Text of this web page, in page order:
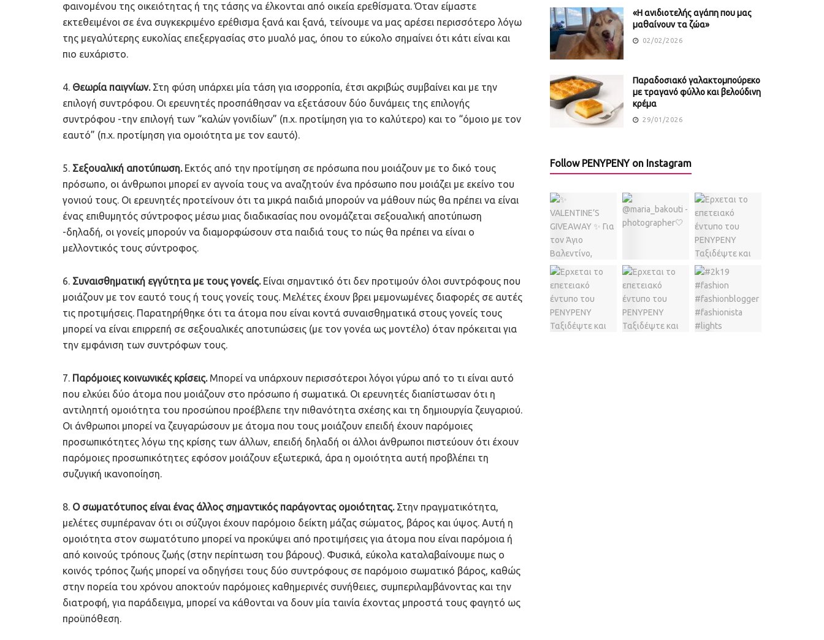
φαινομένου της οικειότητας ή της τάσης να έλκονται από οικεία ερεθίσματα. Όταν είμαστε
εκτεθειμένοι σε ένα συγκεκριμένο ερέθισμα ξανά και ξανά, τείνουμε να μας αρέσει περισσότερο λόγω
της μεγαλύτερης ευκολίας επεξεργασίας στο μυαλό μας, όπου το εύκολο σημαίνει ότι κάτι είναι και
πιο ευχάριστο.
4. Θεωρία παιγνίων.Στη φύση υπάρχει μία τάση για ισορροπία, έτσι ακριβώς συμβαίνει και με την
επιλογή συντρόφου. Οι ερευνητές προσπάθησαν να εξετάσουν δύο δυνάμεις της επιλογής
συντρόφου -την επιλογή των “καλών γονιδίων” (π.χ. προτίμηση για το καλύτερο) και το “όμοιο με τον
εαυτό” (π.χ. προτίμηση για ομοιότητα με τον εαυτό).
5. Σεξουαλική αποτύπωση.Εκτός από την προτίμηση σε πρόσωπα που μοιάζουν με το δικό τους
πρόσωπο, οι άνθρωποι μπορεί εν αγνοία τους να αναζητούν ένα πρόσωπο που μοιάζει με εκείνο του
γονιού τους. Οι ερευνητές προτείνουν ότι τα μικρά παιδιά μπορούν να μάθουν πώς θα πρέπει να είναι
ένας επιθυμητός σύντροφος μέσω μιας διαδικασίας που ονομάζεται σεξουαλική αποτύπωση
-δηλαδή, οι γονείς μπορούν να διαμορφώσουν στα παιδιά τους το πώς θα πρέπει να είναι ο
μελλοντικός τους σύντροφος.
6. Συναισθηματική εγγύτητα με τους γονείς.Είναι σημαντικό ότι δεν προτιμούν όλοι συντρόφους που
μοιάζουν με τον εαυτό τους ή τους γονείς τους. Μελέτες έχουν βρει μεμονωμένες διαφορές σε αυτές
τις προτιμήσεις. Παρατηρήθηκε ότι τα άτομα που είναι κοντά συναισθηματικά στους γονείς τους
μπορεί να είναι επιρρεπή σε σεξουαλικές αποτυπώσεις (με τον γονέα ως μοντέλο) όταν πρόκειται για
την εμφάνιση των συντρόφων τους.
7. Παρόμοιες κοινωνικές κρίσεις.Μπορεί να υπάρχουν περισσότεροι λόγοι γύρω από το τι είναι αυτό
που ελκύει δύο άτομα που μοιάζουν στο πρόσωπο ή σωματικά. Οι ερευνητές διαπίστωσαν ότι η
αντιληπτή ομοιότητα του προσώπου προέβλεπε την πιθανότητα σχέσης και τη δημιουργία ζευγαριού.
Οι άνθρωποι μπορεί να ζευγαρώσουν με άτομα που τους μοιάζουν επειδή έχουν παρόμοιες
προσωπικότητες λόγω της κρίσης των άλλων, επειδή δηλαδή οι άλλοι άνθρωποι πιστεύουν ότι έχουν
παρόμοιες προσωπικότητες εφόσον μοιάζουν εξωτερικά, άρα η ομοιότητα αυτή προβλέπει τη
συζυγική ικανοποίηση.
8. Ο σωματότυπος είναι ένας άλλος σημαντικός παράγοντας ομοιότητας.Στην πραγματικότητα,
μελέτες συμπέραναν ότι οι σύζυγοι έχουν παρόμοιο δείκτη μάζας σώματος, βάρος και ύψος. Αυτή η
ομοιότητα στον σωματότυπο μπορεί να προκύψει από προτιμήσεις για άτομα που είναι παρόμοια ή
από κοινούς τρόπους ζωής (στην περίπτωση του βάρους). Φυσικά, εύκολα καταλαβαίνουμε πως ο
κοινός τρόπος ζωής μπορεί να οδηγήσει τους δύο συντρόφους σε παρόμοιο σωματικό βάρος, καθώς
στην πορεία του χρόνου αποκτούν παρόμοιες καθημερινές συνήθειες, συμπεριλαμβάνοντας και την
διατροφή, για παράδειγμα, μπορεί να κάθονται να δουν μία ταινία έχοντας μπροστά τους φαγητό ως
προϋπόθεση.
«Η ανιδιοτελής αγάπη που μας
μαθαίνουν τα ζώα»
02/02/2026
Παραδοσιακό γαλακτομπούρεκο
με τραγανό φύλλο και βελούδινη
κρέμα
29/01/2026
Follow PENYPENY on Instagram